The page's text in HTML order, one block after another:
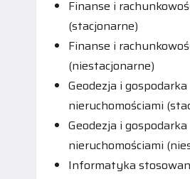
Finanse i
(stacjonarne)
Finanse i
(niestacjonarne)
Geodezja i gospodarka
nieruchomościami
Geodezja i gospodarka
nieruchomościami
Informatyka